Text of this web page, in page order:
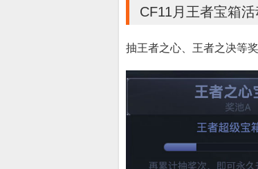
CF11月王者宝箱活
抽王者之心、王者之决等奖